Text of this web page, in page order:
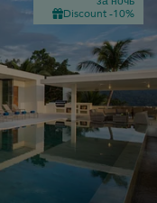
Discount -10%